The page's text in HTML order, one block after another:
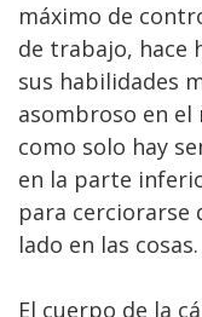
máximo de
de trabajo, hace
sus habilidades
asombroso en
como solo hay
en la parte
para cerciorarse
lado en las cosas.
El cuerpo de la